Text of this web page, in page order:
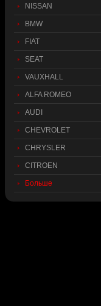
NISSAN
BMW
FIAT
SEAT
VAUXHALL
ALFA ROMEO
AUDI
CHEVROLET
CHRYSLER
CITROEN
Больше